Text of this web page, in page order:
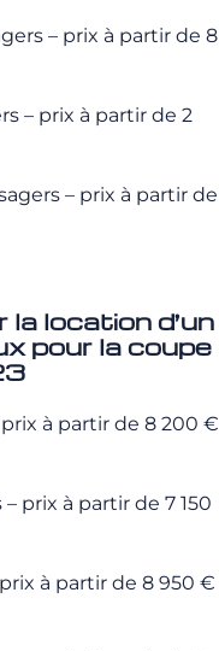
– prix à partir de 8
– prix à partir de 2
– prix à partir de
location d’un
pour la coupe
prix à partir de 8 200 €
– prix à partir de 7 150
à partir de 8 950 €